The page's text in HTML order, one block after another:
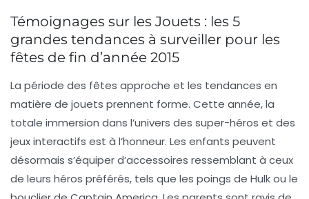
Témoignages sur les Jouets : les 5
grandes tendances à surveiller pour les
fêtes de fin d’année 2015
La période des fêtes approche et les tendances en
matière de jouets prennent forme. Cette année, la
totale immersion dans l’univers des super-héros et des
jeux interactifs est à l’honneur. Les enfants peuvent
désormais s’équiper d’accessoires ressemblant à ceux
de leurs héros préférés, tels que les poings de Hulk ou le